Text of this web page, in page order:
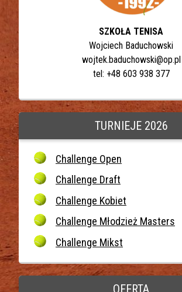
SZKOŁA TENISA
Wojciech Baduchowski
wojtek.baduchowski@op.pl
tel: +48 603 938 377
TURNIEJE 2026
Challenge Open
Challenge Draft
Challenge Kobiet
Challenge Młodzież Masters
Challenge Mikst
OFERTA